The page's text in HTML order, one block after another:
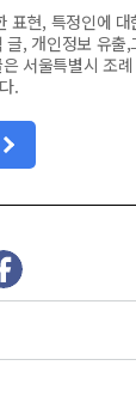
표현, 특정인에
, 개인정보 유출
서울특별시 조
.